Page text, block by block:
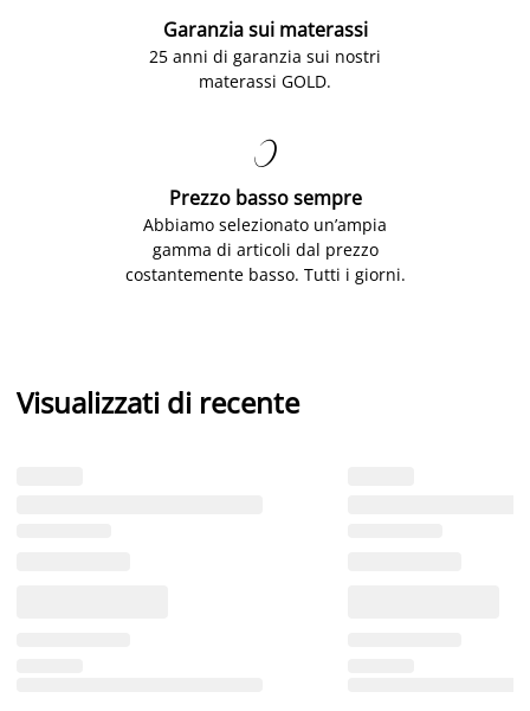
Garanzia sui materassi
25 anni di garanzia sui nostri
materassi GOLD.

Prezzo basso sempre
Abbiamo selezionato un’ampia
gamma di articoli dal prezzo
costantemente basso. Tutti i giorni.
Visualizzati di recente